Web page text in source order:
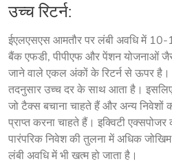
उच्च रिटर्न:
ईएलएसएस आमतौर पर लंबी अवधि में 10-
बैंक एफडी, पीपीएफ और पेंशन योजनाओं जैसे
जाने वाले एकल अंकों के रिटर्न से ऊपर
तदनुसार उच्च दर के साथ आता है।
जो टैक्स बचाना चाहते हैं और अन्य निवेशों
प्राप्त करना चाहते हैं। इक्विटी
पारंपरिक निवेश की तुलना में अधिक
लंबी अवधि में भी खत्म हो जाता है।